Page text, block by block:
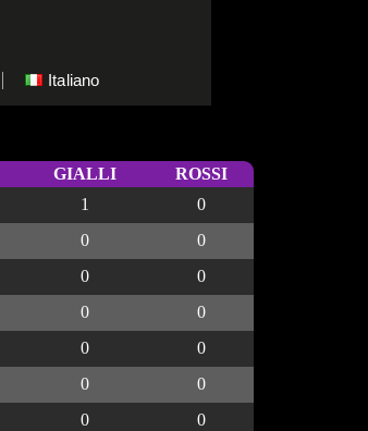
Italiano
GIALLI
ROSSI
1
0
0
0
0
0
0
0
0
0
0
0
0
0